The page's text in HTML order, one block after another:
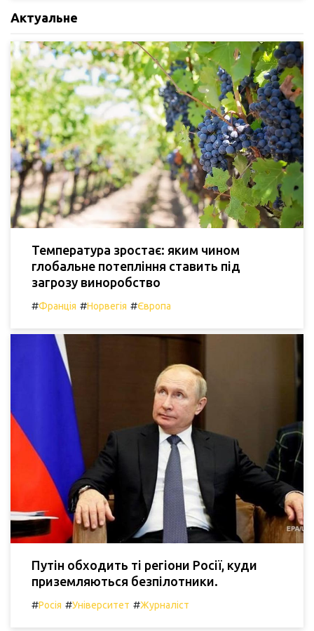
Актуальне
Температура зростає: яким чином
глобальне потепління ставить під
загрозу виноробство
#Франція #Норвегія #Європа
Путін обходить ті регіони Росії, куди
приземляються безпілотники.
#Росія #Університет #Журналіст